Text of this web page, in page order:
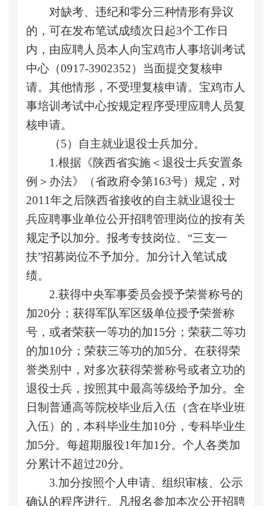
对缺考、违纪和零分三种情形有异议
的，可在发布笔试成绩次日起3个工作日
内，由应聘人员本人向宝鸡市人事培训考试
中心（0917-3902352）当面提交复核申
请。其他情形，不受理复核申请。宝鸡市人
事培训考试中心按规定程序受理应聘人员复
核申请。
（5）自主就业退役士兵加分。
1.根据《陕西省实施＜退役士兵安置条
例＞办法》（省政府令第163号）规定，对
2011年之后陕西省接收的自主就业退役士
兵应聘事业单位公开招聘管理岗位的按有关
规定予以加分。报考专技岗位、“三支一
扶”招募岗位不予加分。加分计入笔试成
绩。
2.获得中央军事委员会授予荣誉称号的
加20分；获得军队军区级单位授予荣誉称
号，或者荣获一等功的加15分；荣获二等功
的加10分；荣获三等功的加5分。在获得荣
誉类别中，对多次获得荣誉称号或者立功的
退役士兵，按照其中最高等级给予加分。全
日制普通高等院校毕业后入伍（含在毕业班
入伍）的，本科毕业生加10分，专科毕业生
加5分。每超期服役1年加1分。个人各类加
分累计不超过20分。
3.加分按照个人申请、组织审核、公示
确认的程序进行。凡报名参加本次公开招聘